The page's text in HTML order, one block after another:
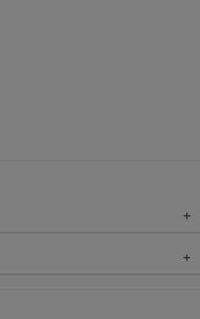
+
+